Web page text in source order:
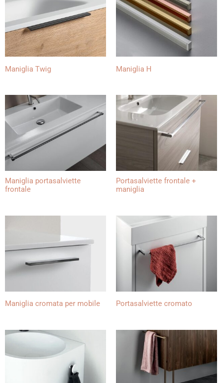
Maniglia Twig Maniglia H
Maniglia portasalviette
frontale
Portasalviette frontale +
maniglia
Maniglia cromata per mobile Portasalviette cromato